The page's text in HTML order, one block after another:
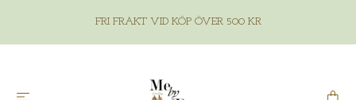
FRI FRAKT VID KÖP ÖVER 500 KR